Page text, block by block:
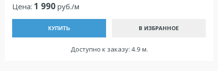
Цена: 1 990 руб./м
КУПИТЬ В ИЗБРАННОЕ
Доступно к заказу: 4.9 м.